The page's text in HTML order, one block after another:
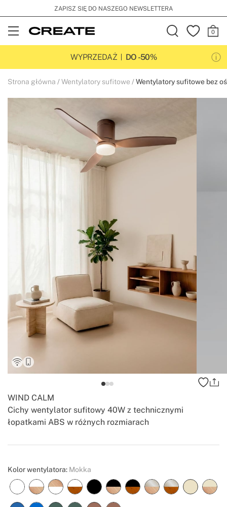
ZAPISZ SIĘ DO NASZEGO NEWSLETTERA
Open
Menu
WYPRZEDAŻ
DO -50%
Strona główna Wentylatory sufitowe Wentylatory sufitowe bez
Cichy wentylator sufitowy 40W z technicznymi
łopatkami ABS w różnych rozmiarach
WIND CALM
Create
Kolor wentylatora: Mokka